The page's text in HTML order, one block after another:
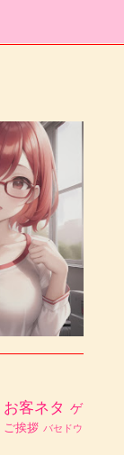
お客ネタ ゲ
ご挨拶 バセドウ